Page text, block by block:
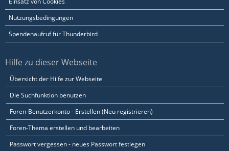
Nutzungsbedingungen
Spendenaufruf für Thunderbird
Hilfe zu dieser Webseite
Übersicht der Hilfe zur Webseite
Die Suchfunktion benutzen
Foren-Benutzerkonto - Erstellen (Neu registrieren)
Foren-Thema erstellen und bearbeiten
Passwort vergessen - neues Passwort festlegen